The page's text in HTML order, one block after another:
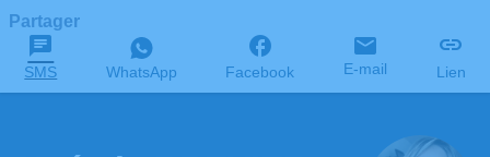
Partager
SMS WhatsApp Facebook E-mail Lien